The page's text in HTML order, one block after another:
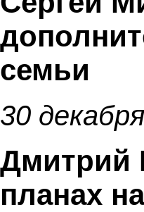
семьи
30
Дмитрий
планах